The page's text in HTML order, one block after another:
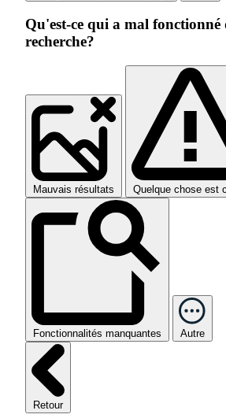
Qu'est-ce qui a mal fonctionné
recherche?
Mauvais résultats Quelque chose est
Fonctionnalités manquantes Autre
Retour